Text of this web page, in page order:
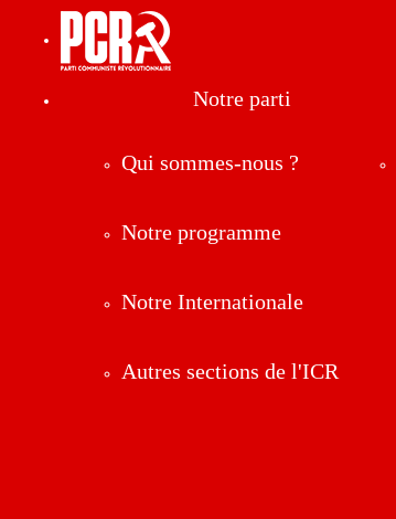
Notre parti
Qui sommes-nous ?
Notre programme
Notre Internationale
Autres sections de l'ICR